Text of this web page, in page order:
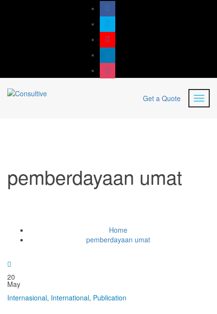
Get a Quote
pemberdayaan umat
Home
pemberdayaan umat
20
May
Internasional, International, Publication